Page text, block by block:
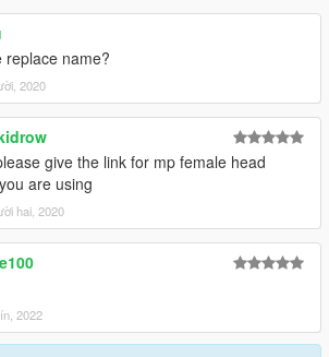
replace name?
2020
give the link for mp female head
are using
hai, 2020
2022